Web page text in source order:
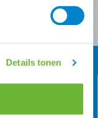
Details tonen